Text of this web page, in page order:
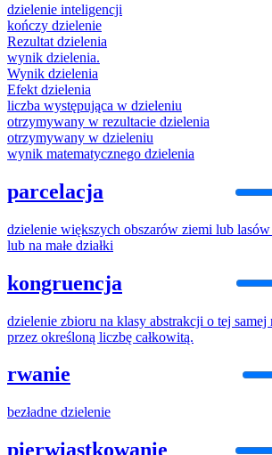
dzielenie inteligencji
kończy dzielenie
Rezultat dzielenia
wynik dzielenia.
Wynik dzielenia
Efekt dzielenia
liczba występująca w dzieleniu
otrzymywany w rezultacie dzielenia
otrzymywany w dzieleniu
wynik matematycznego dzielenia
parcelacja
dzielenie większych obszarów ziemi lub lasów
lub na małe działki
kongruencja
dzielenie zbioru na klasy abstrakcji o tej samej
przez określoną liczbę całkowitą.
rwanie
bezładne dzielenie
pierwiastkowanie